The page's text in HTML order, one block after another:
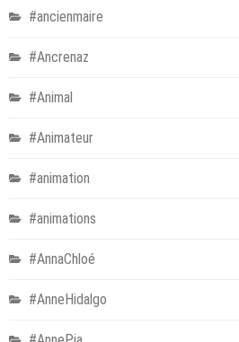
#ancienmaire
#Ancrenaz
#Animal
#Animateur
#animation
#animations
#AnnaChloé
#AnneHidalgo